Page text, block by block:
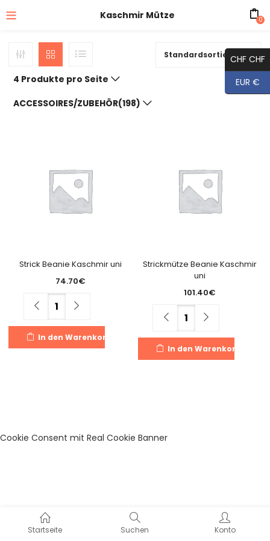
Kaschmir Mütze 0
Startseite Suchen Konto
Standardsortierung
4 Produkte pro Seite
ACCESSOIRES/ZUBEHÖR(198)
Strick Beanie Kaschmir uni
74.70€
Menge
In den Warenkorb
Strickmütze Beanie Kaschmir
uni
101.40€
Menge
In den Warenkorb
CHF CHF
EUR €
Cookie Consent mit Real Cookie Banner